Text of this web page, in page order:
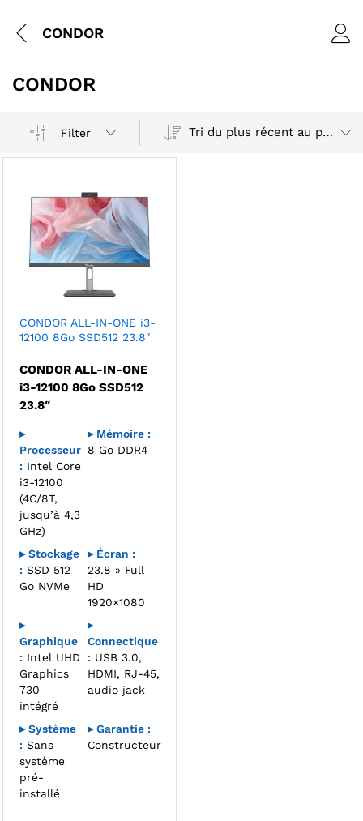
CONDOR
CONDOR
Filter Tri du plus récent au plus ancien
CONDOR ALL-IN-ONE i3-
12100 8Go SSD512 23.8″
CONDOR ALL-IN-ONE
i3-12100 8Go SSD512
23.8″
▸
Processeur
:Intel Core
i3-12100
(4C/8T,
jusqu’à 4,3
GHz)
▸ Mémoire :
8 Go DDR4
▸ Stockage
:SSD 512
Go NVMe
▸ Écran :
23.8 » Full
HD
1920×1080
▸
Graphique
:Intel UHD
Graphics
730
intégré
▸
Connectique
:USB 3.0,
HDMI, RJ-45,
audio jack
▸ Système
:Sans
système
pré-
installé
▸ Garantie :
Constructeur